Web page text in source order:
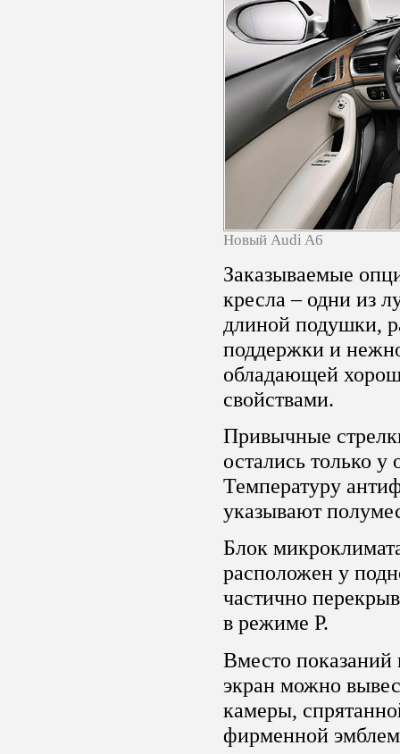
Новый Audi A6
Заказываемые
кресла – одни из
длиной подушки,
поддержки и
обладающей
свойствами.
Привычные
остались только
Температуру
указывают
Блок
расположен у
частично
в режиме P.
Вместо
экран можно
камеры,
фирменной